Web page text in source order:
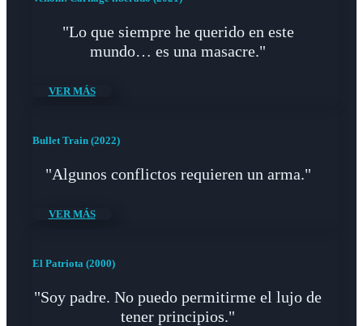
"Lo que siempre he querido en este
mundo… es una masacre."
VER MÁS
Bullet Train (2022)
"Algunos conflictos requieren un arma."
VER MÁS
El Patriota (2000)
"Soy padre. No puedo permitirme el lujo de
tener principios."